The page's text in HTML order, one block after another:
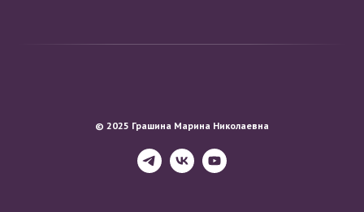
© 2025 Грашина Марина Николаевна